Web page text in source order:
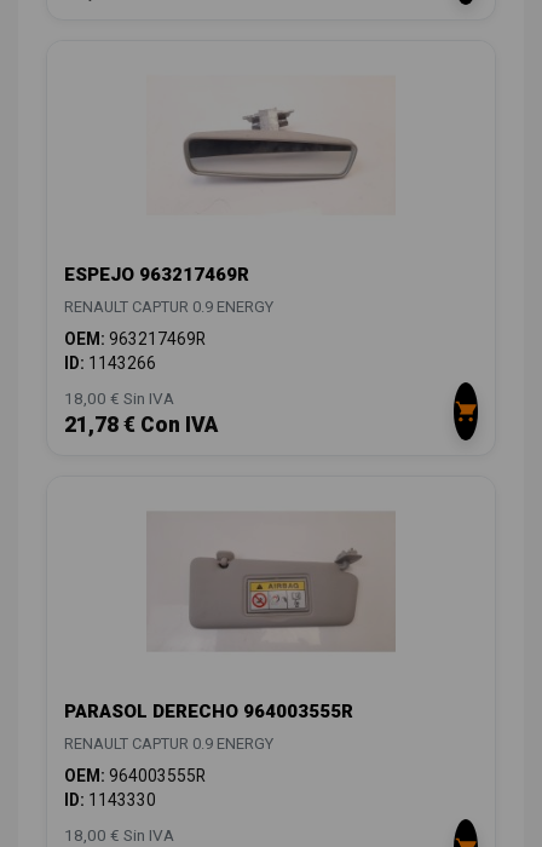
ESPEJO 963217469R
RENAULT CAPTUR 0.9 ENERGY
OEM: 963217469R
ID: 1143266
18,00 € Sin IVA
21,78 € Con IVA
PARASOL DERECHO 964003555R
RENAULT CAPTUR 0.9 ENERGY
OEM: 964003555R
ID: 1143330
18,00 € Sin IVA